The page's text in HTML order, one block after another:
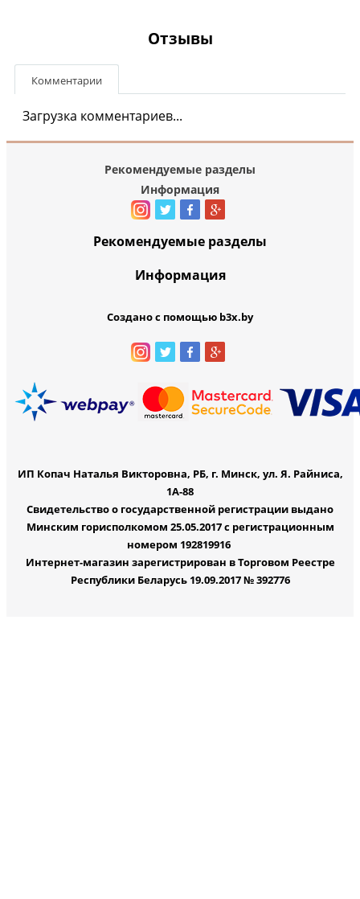
Отзывы
Комментарии
Загрузка комментариев...
Рекомендуемые разделы
Информация
Рекомендуемые разделы
Информация
Создано с помощью b3x.by
ИП Копач Наталья Викторовна, РБ, г. Минск, ул. Я. Райниса,
1А-88
Свидетельство о государственной регистрации выдано
Минским горисполкомом 25.05.2017 с регистрационным
номером 192819916
Интернет-магазин зарегистрирован в Торговом Реестре
Республики Беларусь 19.09.2017 № 392776